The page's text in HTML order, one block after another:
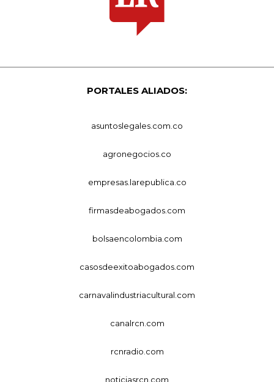
PORTALES ALIADOS:
asuntoslegales.com.co
agronegocios.co
empresas.larepublica.co
firmasdeabogados.com
bolsaencolombia.com
casosdeexitoabogados.com
carnavalindustriacultural.com
canalrcn.com
rcnradio.com
noticiasrcn.com